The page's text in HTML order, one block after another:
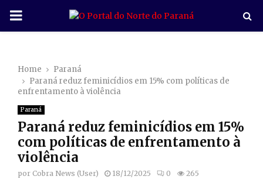
P
M
A
R
Home
Paraná
Paraná reduz feminicídios em 15% com políticas de
enfrentamento à violência
Paraná
Paraná reduz feminicídios em 15%
com políticas de enfrentamento à
violência
por Cobra News (User) 18/12/2025 0 265